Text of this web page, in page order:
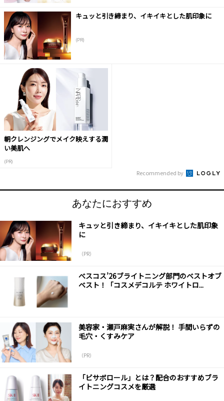
キュッと引き締まり、イキイキとした肌印象に
(PR)
朝クレンジングでメイク映えする潤
い美肌へ
(PR)
Recommended by
あなたにおすすめ
キュッと引き締まり、イキイキとした肌印象
に
（PR）
べスコス’26ブライトニング部門のベストオブ
ベスト！「コスメデコルテ ホワイトロ...
美容家・瀬戸麻実さんが解説！ 手間いらずの
毛穴・くすみケア
（PR）
「ビサボロール」とは？配合のおすすめブラ
イトニングコスメを厳選